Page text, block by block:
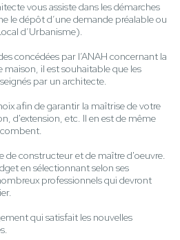
vous assiste dans les démarches
le dépôt d’une demande préalable ou
d’Urbanisme).
concédées par l’ANAH concernant la
il est souhaitable que les
par un architecte.
afin de garantir la maîtrise de votre
d'extension, etc. Il en est de même
de constructeur et de maître d'oeuvre.
en sélectionnant selon ses
professionnels qui devront
qui satisfait les nouvelles